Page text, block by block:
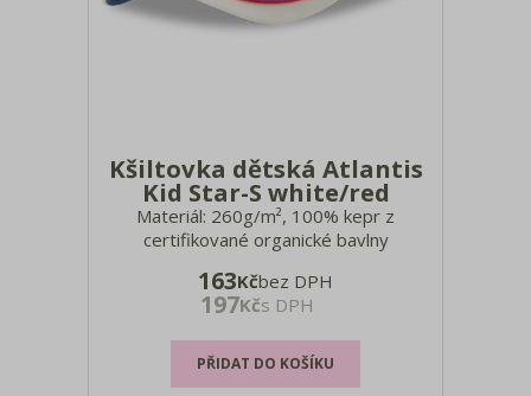
Kšiltovka dětská Atlantis
Kid Star-S white/red
Materiál: 260g/m², 100% kepr z
certifikované organické bavlny
(artikl: 33.1360), ohnutý kšilt,
recyklovaný buckram, potítko, obšité
větrací otvory, suchý zip, štítek
TearAway, ruční praní, nelze žehlit, nelze
sušit v
163Kčbez DPH
197Kčs DPH